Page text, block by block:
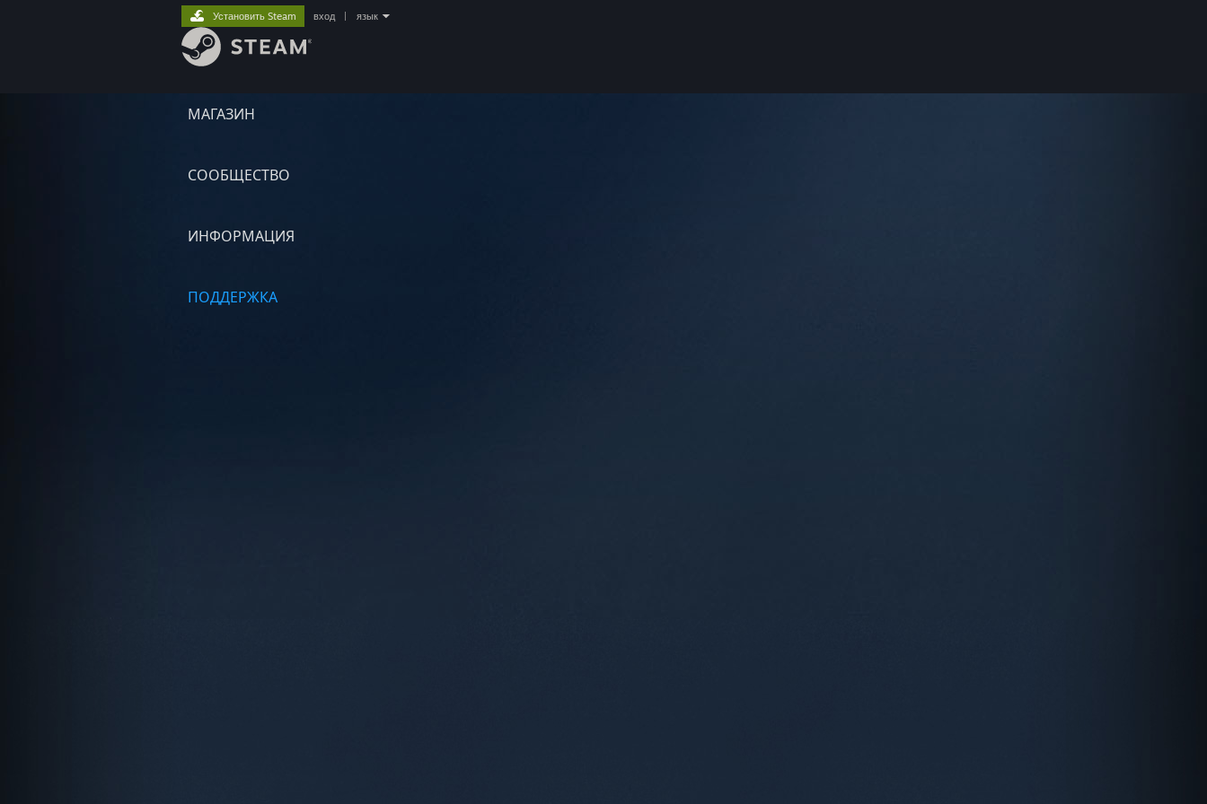
МАГАЗИН
СООБЩЕСТВО
ИНФОРМАЦИЯ
ПОДДЕРЖКА
Установить Steam вход язык